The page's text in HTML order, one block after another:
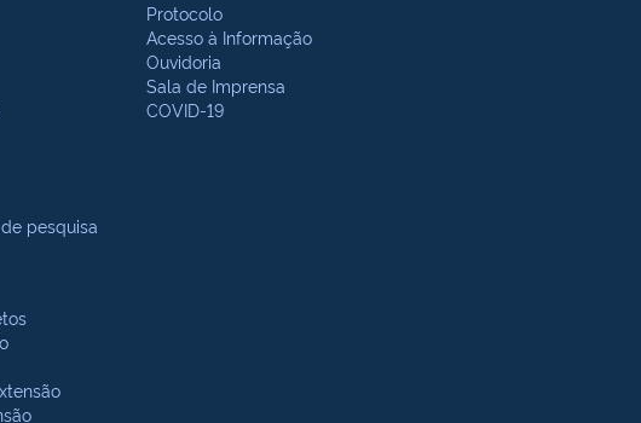
pesquisa
Protocolo
Acesso à Informação
Ouvidoria
Sala de Imprensa
COVID-19